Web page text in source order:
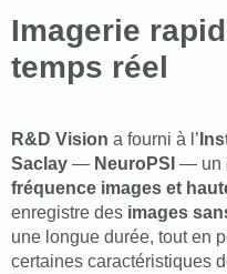
Imagerie
temps réel
R&D Vision a fourni à l’
Saclay — NeuroPSI — un
fréquence images et
enregistre des images
une longue durée, tout en
certaines caractéristiques